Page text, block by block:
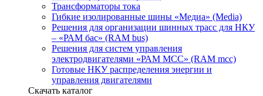
Трансформаторы тока
Гибкие изолированные шины «Медиа» (Media)
Решения для организации шинных трасс для НКУ
– «РАМ бас» (RAM bus)
Решения для систем управления
электродвигателями «РАМ МСС» (RAM mcc)
Готовые НКУ распределения энергии и
управления двигателями
Скачать каталог